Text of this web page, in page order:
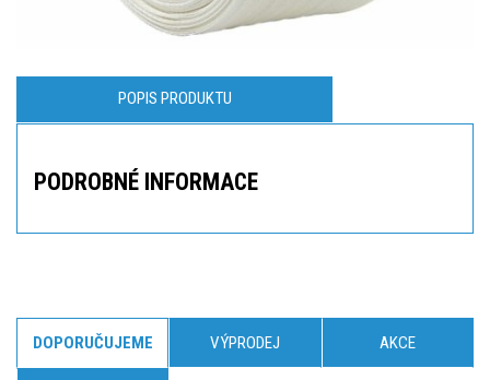
POPIS PRODUKTU
PODROBNÉ INFORMACE
DOPORUČUJEME VÝPRODEJ AKCE